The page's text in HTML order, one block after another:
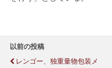
以前の投稿
レンゴー、独重量物包装メ